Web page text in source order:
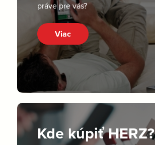
práve pre vás?
Viac
Kde kúpiť HERZ?